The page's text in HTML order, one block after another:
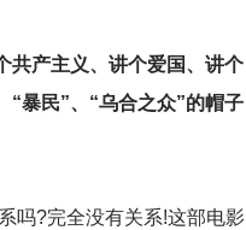
共产主义、讲个爱国、讲个
“暴民”、“乌合之众”的帽子
吗?完全没有关系!这部电影